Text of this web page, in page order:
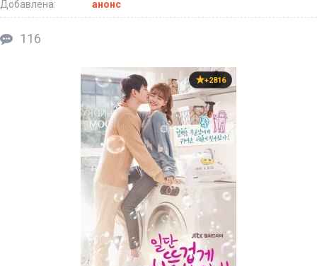
Добавлена: анонс
116
+2816